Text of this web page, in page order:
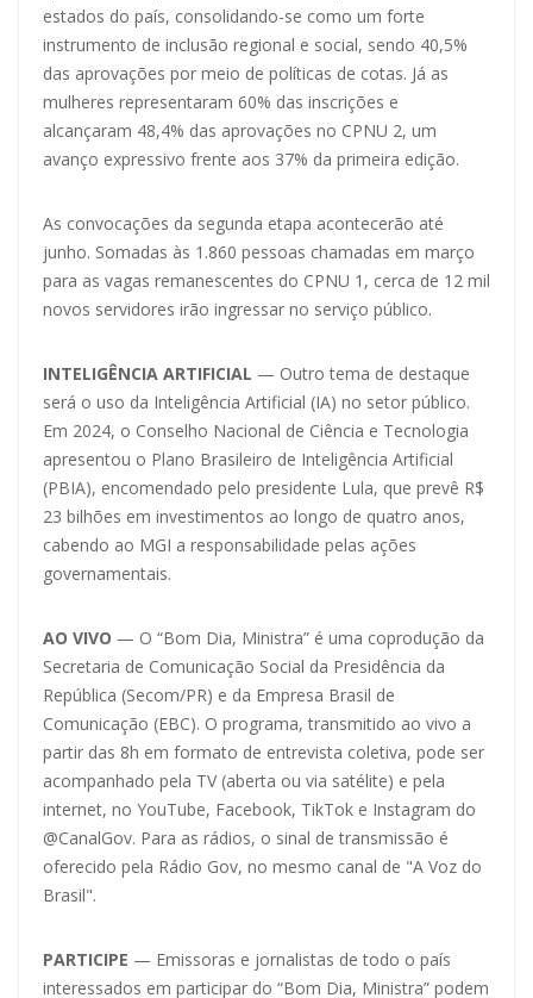
estados do país, consolidando-se como um forte
instrumento de inclusão regional e social, sendo 40,5%
das aprovações por meio de políticas de cotas. Já as
mulheres representaram 60% das inscrições e
alcançaram 48,4% das aprovações no CPNU 2, um
avanço expressivo frente aos 37% da primeira edição.
As convocações da segunda etapa acontecerão até
junho. Somadas às 1.860 pessoas chamadas em março
para as vagas remanescentes do CPNU 1, cerca de 12 mil
novos servidores irão ingressar no serviço público.
INTELIGÊNCIA ARTIFICIAL — Outro tema de destaque
será o uso da Inteligência Artificial (IA) no setor público.
Em 2024, o Conselho Nacional de Ciência e Tecnologia
apresentou o Plano Brasileiro de Inteligência Artificial
(PBIA), encomendado pelo presidente Lula, que prevê R$
23 bilhões em investimentos ao longo de quatro anos,
cabendo ao MGI a responsabilidade pelas ações
governamentais.
AO VIVO — O “Bom Dia, Ministra” é uma coprodução da
Secretaria de Comunicação Social da Presidência da
República (Secom/PR) e da Empresa Brasil de
Comunicação (EBC). O programa, transmitido ao vivo a
partir das 8h em formato de entrevista coletiva, pode ser
acompanhado pela TV (aberta ou via satélite) e pela
internet, no YouTube, Facebook, TikTok e Instagram do
@CanalGov. Para as rádios, o sinal de transmissão é
oferecido pela Rádio Gov, no mesmo canal de "A Voz do
Brasil".
PARTICIPE — Emissoras e jornalistas de todo o país
interessados em participar do “Bom Dia, Ministra” podem